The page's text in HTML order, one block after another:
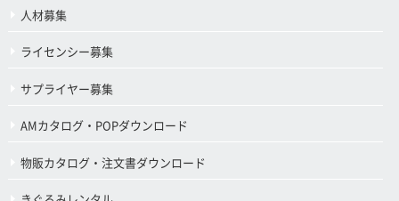
人材募集
ライセンシー募集
サプライヤー募集
AMカタログ・POPダウンロード
物販カタログ・注文書ダウンロード